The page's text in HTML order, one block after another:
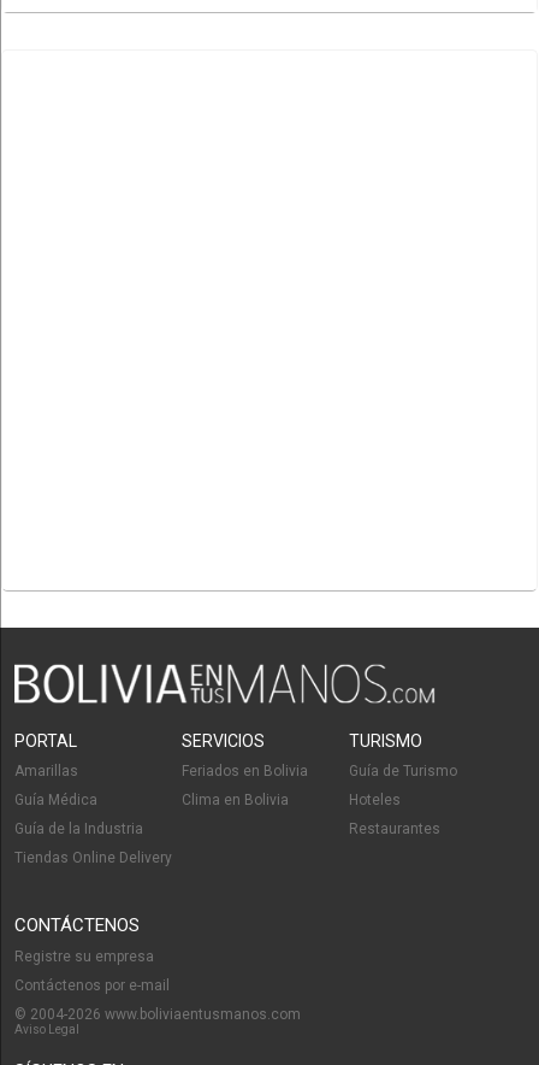
PORTAL
Amarillas
Guía Médica
Guía de la Industria
Tiendas Online Delivery
SERVICIOS
Feriados en Bolivia
Clima en Bolivia
TURISMO
Guía de Turismo
Hoteles
Restaurantes
CONTÁCTENOS
Registre su empresa
Contáctenos por e-mail
© 2004-2026 www.boliviaentusmanos.com
Aviso Legal